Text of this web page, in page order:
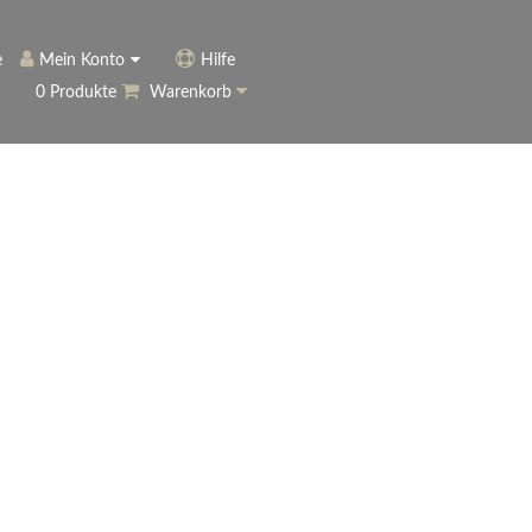
Mein Konto
Anmelden
Hilfe
0 Produkte
Warenkorb